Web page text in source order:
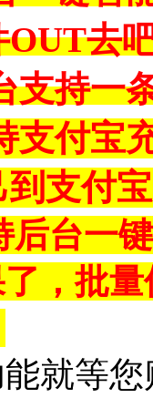
OUT去
支持一
支付宝
支付
后台一
，批
就等